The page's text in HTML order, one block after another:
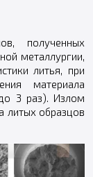
полученных
металлургии,
литья, при
материала
3 раз). Излом
литых образцов